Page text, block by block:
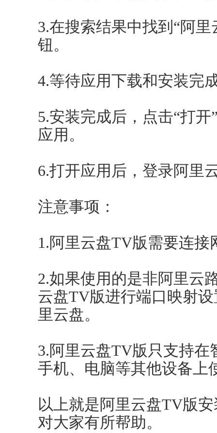
3.在搜索结果中找到“阿
钮。
4.等待应用下载和安装完
5.安装完成后，点击“打
应用。
6.打开应用后，登录阿里
注意事项：
1.阿里云盘TV版需要连接
2.如果使用的是非阿里云
云盘TV版进行端口映射
里云盘。
3.阿里云盘TV版只支持
手机、电脑等其他设备上
以上就是阿里云盘TV版
对大家有所帮助。